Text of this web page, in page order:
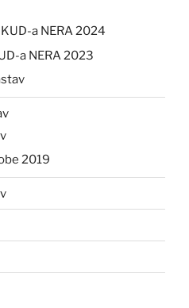
a NERA 2024
a NERA 2023
2019